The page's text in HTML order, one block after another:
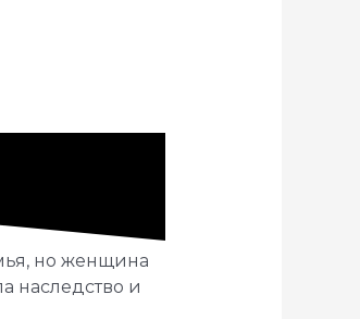
но женщина
наследство и